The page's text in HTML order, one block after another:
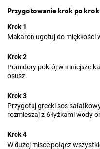
Przygotowanie krok po
Krok 1
Makaron ugotuj do miękkości
Krok 2
Pomidory pokrój w mniejsze
osusz.
Krok 3
Przygotuj grecki sos
rozmieszaj z 6 łyżkami wody
Krok 4
W dużej misce połącz